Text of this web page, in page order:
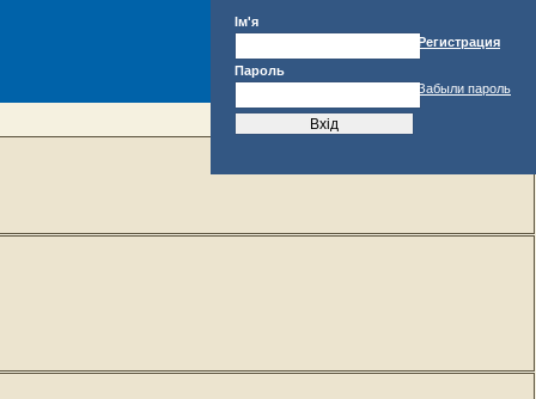
Ім'я
Пароль
Регистрация
Забыли пароль